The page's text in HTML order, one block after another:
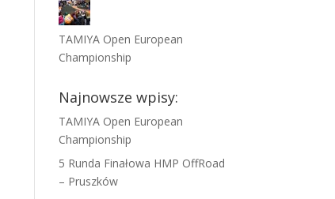
TAMIYA Open European
Championship
Najnowsze wpisy:
TAMIYA Open European
Championship
5 Runda Finałowa HMP OffRoad
– Pruszków